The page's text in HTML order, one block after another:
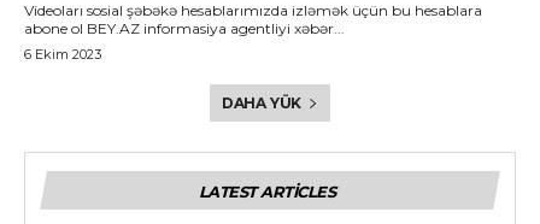
Videoları sosial şəbəkə hesablarımızda izləmək üçün bu hesablara
abone ol BEY.AZ informasiya agentliyi xəbər...
6 Ekim 2023
DAHA YÜK
LATEST ARTICLES